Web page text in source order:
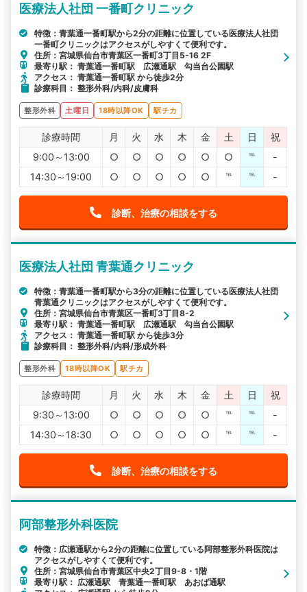
詳細条件で絞り込む
その他の検索方法
駅から探す 院名から探す
医療法人社団 一番町クリニック
特徴：青葉通一番町駅から2分の距離に位置している医療法人社団
一番町クリニックはアクセスがしやすくて便利です。
住所：宮城県仙台市青葉区一番町3丁目5-16 2F
最寄り駅： 青葉通一番町駅 広瀬通駅 勾当台公園駅
アクセス： 青葉通一番町駅 から徒歩2分
診療科目： 整形外科/内科/皮膚科
整形外科 土曜日 18時以降OK 駅チカ
診療時間 月 火 水 木 金 土 日
祝
9:00～13:00
○ ○ ○ ○ ○ ○ ℡
-
14:30～19:00
○ ○ ○ ○ ○ ℡ ℡ -
診断、治療の相談をする
医療法人社団 青葉通クリニック
特徴：青葉通一番町駅から3分の距離に位置している医療法人社団
青葉通クリニックはアクセスがしやすくて便利です。
住所：宮城県仙台市青葉区一番町3丁目8-2
最寄り駅： 青葉通一番町駅 広瀬通駅 勾当台公園駅
アクセス： 青葉通一番町駅 から徒歩3分
診療科目： 整形外科/内科/形成外科
整形外科 18時以降OK 駅チカ
診療時間 月 火 水 木 金 土 日
祝
9:30～13:00
○ ○ ○ ○ ○ ℡ ℡
-
14:30～18:30
○ ○ ○ ○ ○ ℡ ℡ -
診断、治療の相談をする
阿部整形外科医院
特徴：広瀬通駅から2分の距離に位置している阿部整形外科医院は
アクセスがしやすくて便利です。
住所：宮城県仙台市青葉区中央2丁目9-8・1階
最寄り駅： 広瀬通駅 青葉通一番町駅 あおば通駅